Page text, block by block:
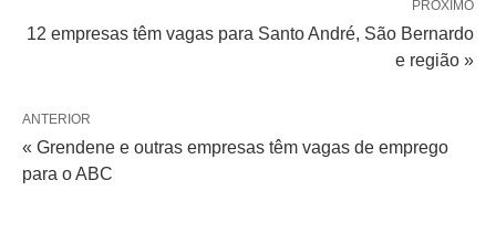
PRÓXIMO
12 empresas têm vagas para Santo André, São Bernardo
e região »
ANTERIOR
« Grendene e outras empresas têm vagas de emprego
para o ABC